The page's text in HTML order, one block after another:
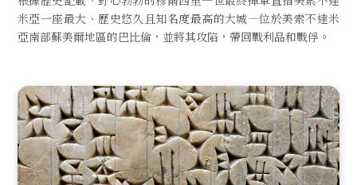
米亞一座最大、歷史悠久且知名度最高的大城—位於美索不達米
亞南部蘇美爾地區的巴比倫，並將其攻陷，帶回戰利品和戰俘。